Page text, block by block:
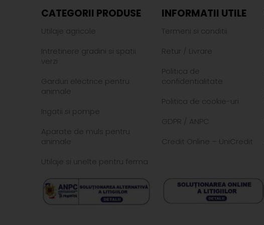
CATEGORII PRODUSE
Utilaje agricole
Intretinere gradini si spatii
verzi
Garduri electrice pentru
animale
Irigatii si pompe
Aparate de muls pentru
animale
Utilaje si unelte pentru ferma
INFORMATII UTILE
Termeni si conditii
Retur / Livrare
Politica de
confidentialitate
Politica de cookie-uri
GDPR / ANPC
Credit Online – UniCredit